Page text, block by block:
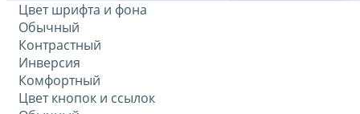
Цвет шрифта и фона
Обычный
Контрастный
Инверсия
Комфортный
Цвет кнопок и ссылок